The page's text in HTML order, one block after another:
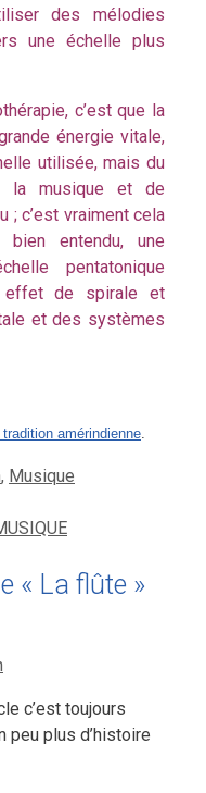
des mélodies
une échelle plus
c’est que la
énergie vitale,
utilisée, mais du
la musique et de
; c’est vraiment cela
entendu, une
pentatonique
effet de spirale et
et des systèmes
tradition amérindienne
, Musique
« La flûte »
c’est toujours
peu plus d’histoire